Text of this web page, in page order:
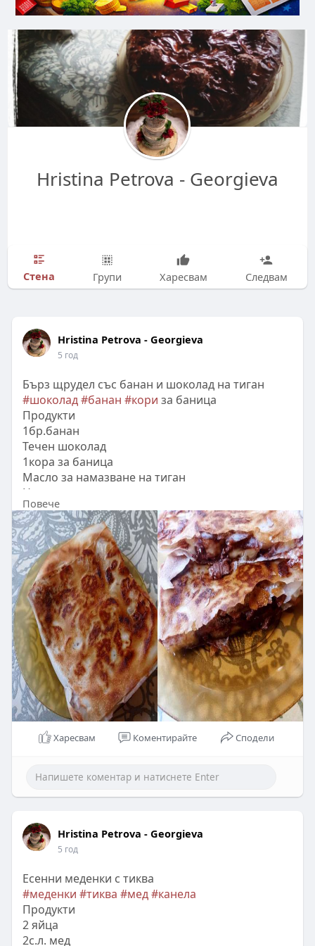
Hristina Petrova - Georgieva
Стена Групи Харесвам Следвам
Hristina Petrova - Georgieva
5 год
Бърз щрудел със банан и шоколад на тиган
#шоколад#банан #кори за баница
Продукти
1бр.банан
Течен шоколад
1кора за баница
Масло за намазване на тиган
Начин на приготвяне
Намажете кора с течен шоколад и нарежете
банана на шайби и ги подредете, сгънете на
плик и печете на тиган за 5 мин
Повече
Харесвам Коментирайте Сподели
Hristina Petrova - Georgieva
5 год
Есенни меденки с тиква
#меденки #тиква #мед#канела
Продукти
2 яйца
2с.л. мед